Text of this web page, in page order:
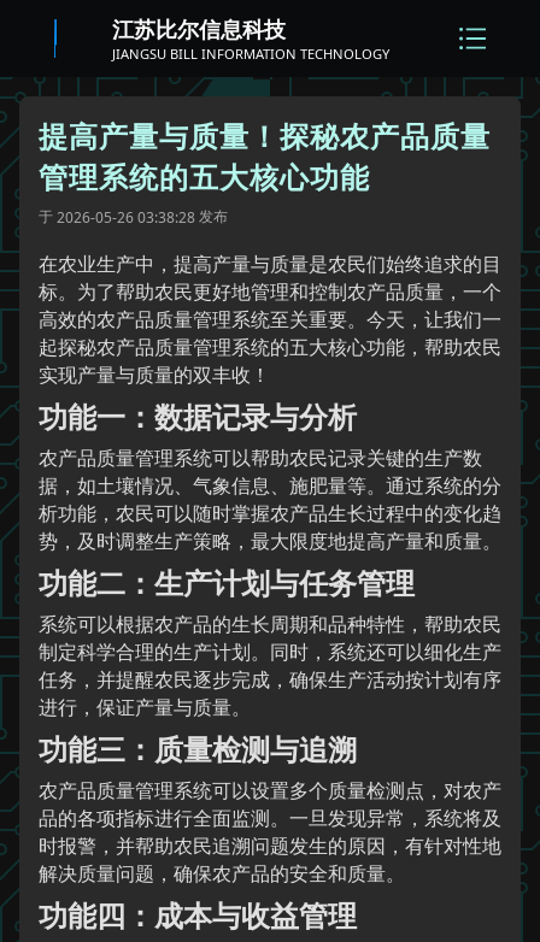
江苏比尔信息科技
JIANGSU BILL INFORMATION TECHNOLOGY
提高产量与质量！探秘农产品质量
管理系统的五大核心功能
于2026-05-26 03:38:28发布
在农业生产中，提高产量与质量是农民们始终追求的目
标。为了帮助农民更好地管理和控制农产品质量，一个
高效的农产品质量管理系统至关重要。今天，让我们一
起探秘农产品质量管理系统的五大核心功能，帮助农民
实现产量与质量的双丰收！
功能一：数据记录与分析
农产品质量管理系统可以帮助农民记录关键的生产数
据，如土壤情况、气象信息、施肥量等。通过系统的分
析功能，农民可以随时掌握农产品生长过程中的变化趋
势，及时调整生产策略，最大限度地提高产量和质量。
功能二：生产计划与任务管理
系统可以根据农产品的生长周期和品种特性，帮助农民
制定科学合理的生产计划。同时，系统还可以细化生产
任务，并提醒农民逐步完成，确保生产活动按计划有序
进行，保证产量与质量。
功能三：质量检测与追溯
农产品质量管理系统可以设置多个质量检测点，对农产
品的各项指标进行全面监测。一旦发现异常，系统将及
时报警，并帮助农民追溯问题发生的原因，有针对性地
解决质量问题，确保农产品的安全和质量。
功能四：成本与收益管理